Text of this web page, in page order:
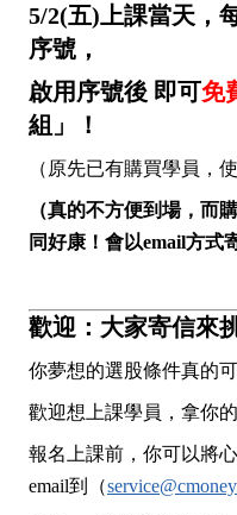
5/2(五)上課當天，
序號，
啟用序號後 即可免
組」！
（原先已有購買學員，
（真的不方便到場，而
同好康！會以email方式
歡迎：大家寄信來
你夢想的選股條件真的
歡迎想上課學員，拿你
報名上課前，你可以將
email到（